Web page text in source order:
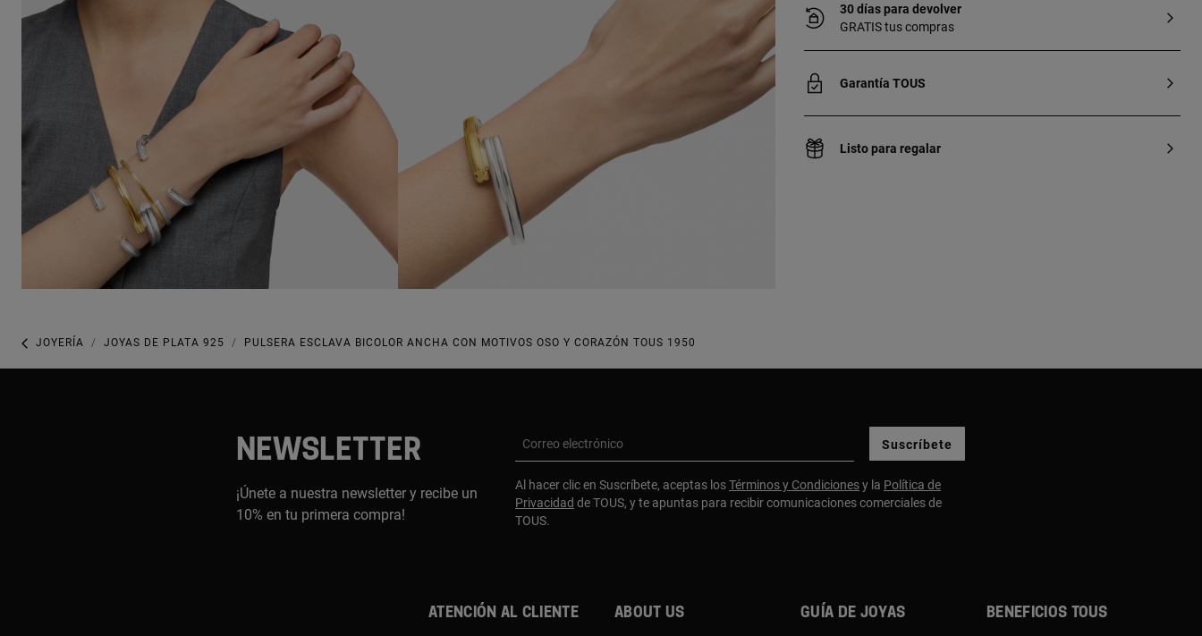
30 días para devolver
GRATIS tus compras
Garantía TOUS
Listo para regalar
JOYERÍA JOYAS DE PLATA 925 PULSERA ESCLAVA BICOLOR ANCHA CON MOTIVOS OSO Y CORAZÓN TOUS 1950
NEWSLETTER
¡Únete a nuestra newsletter y recibe un
10% en tu primera compra!
Correo electrónico Suscríbete
Al hacer clic en Suscríbete, aceptas losTérminos y Condicionesy la Política de
Privacidad de TOUS, y te apuntas para recibir comunicaciones comerciales de
TOUS.
Atención al cliente About us Guía de joyas Beneficios TOUS